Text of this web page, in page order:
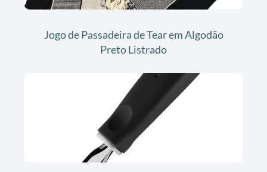
Jogo de Passadeira de Tear em Algodão
Preto Listrado